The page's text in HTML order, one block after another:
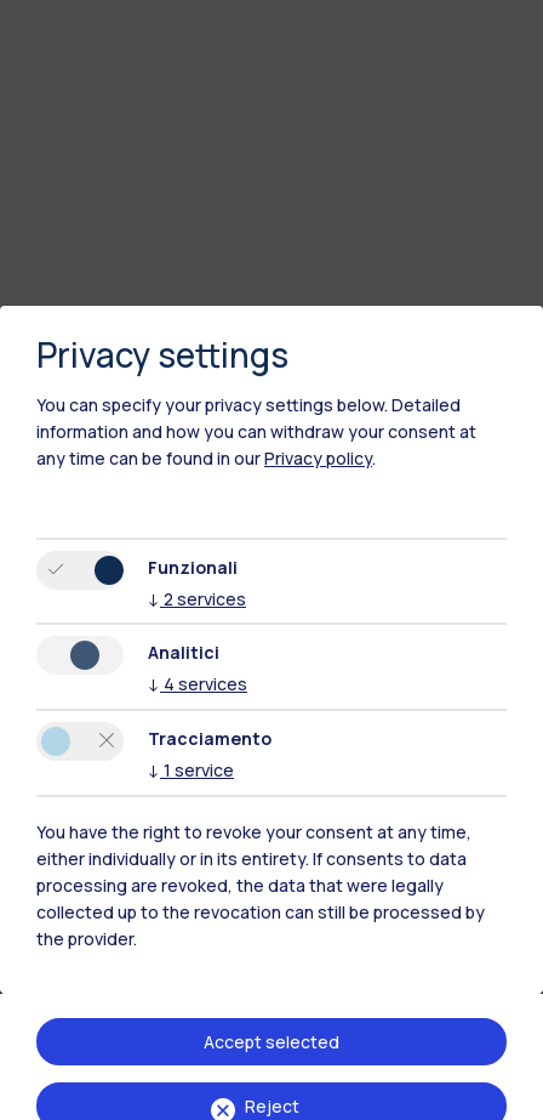
Polimi Community
Tutti i siti dell’ecosistema
IT EN
Sedi
Milano Bovisa
Cremona
Privacy settings
You can specify your privacy settings below. Detailed
information and how you can withdraw your consent at
any time can be found in ourPrivacy policy.
Funzionali
↓ 2 services
Analitici
↓ 4 services
Tracciamento
↓ 1 service
You have the right to revoke your consent at any time,
either individually or in its entirety. If consents to data
processing are revoked, the data that were legally
collected up to the revocation can still be processed by
the provider.
Reject
Accept selected